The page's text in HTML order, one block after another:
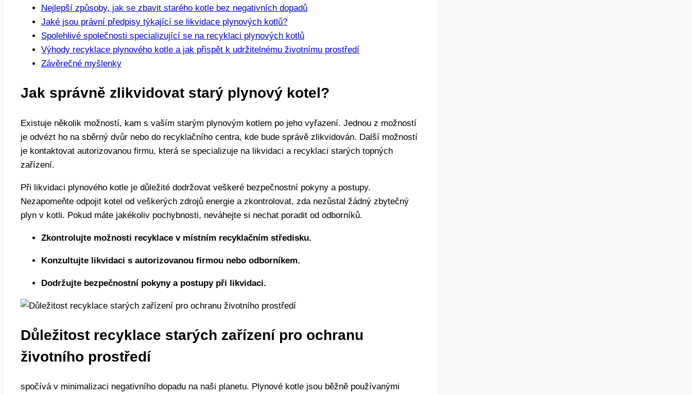
Nejlepší způsoby, jak se zbavit starého kotle bez negativních dopadů
Jaké jsou právní předpisy týkající se likvidace plynových kotlů?
Spolehlivé společnosti specializující se na recyklaci plynových kotlů
Výhody recyklace plynového kotle a jak přispět k udržitelnému životnímu prostředí
Závěrečné myšlenky
Jak správně zlikvidovat starý plynový kotel?
Existuje několik možností, kam s vaším starým plynovým kotlem po jeho vyřazení. Jednou z možností
je odvézt ho na sběrný dvůr nebo do recyklačního centra, kde bude správě zlikvidován. Další možností
je kontaktovat autorizovanou firmu, která se specializuje na likvidaci a recyklaci starých topných
zařízení.
Při likvidaci plynového kotle je důležité dodržovat veškeré bezpečnostní pokyny a postupy.
Nezapomeňte odpojit kotel od veškerých zdrojů energie a zkontrolovat, zda nezůstal žádný zbytečný
plyn v kotli. Pokud máte jakékoliv pochybnosti, neváhejte si nechat poradit od odborníků.
Zkontrolujte možnosti recyklace v místním recyklačním středisku.
Konzultujte likvidaci s autorizovanou firmou nebo odborníkem.
Dodržujte bezpečnostní pokyny a postupy při likvidaci.
Důležitost recyklace starých zařízení pro ochranu
životního prostředí
spočívá v minimalizaci negativního dopadu na naši planetu. Plynové kotle jsou běžně používanými